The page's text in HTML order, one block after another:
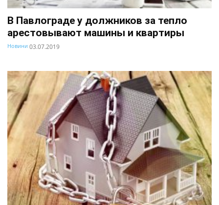
В Павлограде у должников за тепло
арестовывают машины и квартиры
Новини 03.07.2019